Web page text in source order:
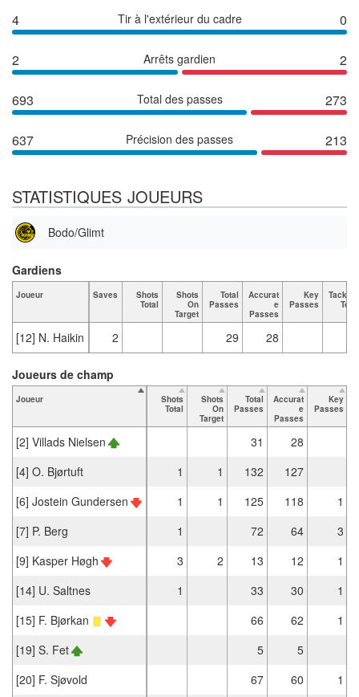
4 Tir à l'extérieur du cadre 0
2 Arrêts gardien 2
693 Total des passes 273
637 Précision des passes 213
STATISTIQUES JOUEURS
Bodo/Glimt
Joueur Saves
Shots
Total
Shots
On
Target
Total
Passes
Accurat
e
Passes
Key
Passes
Tackles
Total
[12] N. Haikin 2 29 28
Gardiens
Joueur
Shots
Total
Shots
On
Target
Total
Passes
Accurat
e
Passes
Key
Passes
[2] Villads Nielsen 31
28
[4] O. Bjørtuft
1 1 132
127
[6] Jostein Gundersen
1 1 125 118
1
[7] P. Berg
1 72 64
3
[9] Kasper Høgh
3 2 13 12
1
[14] U. Saltnes
1 33 30
1
[15] F. Bjørkan
66 62
1
[19] S. Fet
5
5
[20] F. Sjøvold
67 60
1
Joueurs de champ